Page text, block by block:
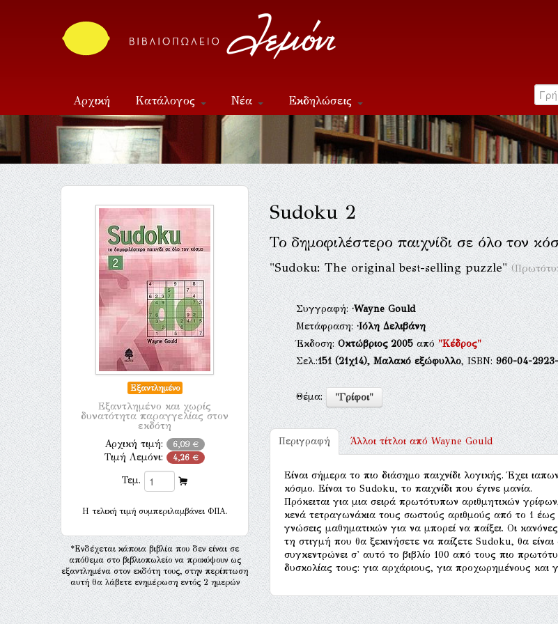
Αρχική Κατάλογος Νέα Εκδηλώσεις
Επικοινωνία
Εξαντλημένο
Εξαντλημένο και χωρίς
δυνατότητα παραγγελίας στον
εκδότη
Αρχική τιμή: 6,09 €
Τιμή Λεμόνι: 4,26 €
Τεμ.
H τελική τιμή συμπεριλαμβάνει ΦΠΑ.
*Ενδέχεται κάποια βιβλία που δεν είναι σε
απόθεμα στο βιβλιοπωλείο να προκύψουν ως
εξαντλημένα στον εκδότη τους, στην περίπτωση
αυτή θα λάβετε ενημέρωση εντός 2 ημερών
Sudoku 2
Το δημοφιλέστερο παιχνίδι σε όλο τον
"Sudoku: The original best-selling puzzle"
Συγγραφή:·Wayne Gould
Μετάφραση:·Ιόλη Δελιβάνη
Έκδοση:Οκτώβριος 2005από"Κέδρος"
Σελ.:151(21χ14), Μαλακό εξώφυλλο, ISBN:960-04-
Θέμα: "Γρίφοι"
Περιγραφή Άλλοι τίτλοι απόWayne Gould
Είναι σήμερα το πιο διάσημο παιχνίδι λογικής. Έχει
κόσμο. Είναι το Sudoku, το παιχνίδι που έγινε μανία.
Πρόκειται για μια σειρά πρωτότυπων αριθμητικών
κενά τετραγωνάκια τους σωστούς αριθμούς από το 1 έως
γνώσεις μαθηματικών για να μπορεί να παίξει. Οι
τη στιγμή που θα ξεκινήσετε να παίζετε Sudoku, θα
συγκεντρώνει σ' αυτό το βιβλίο 100 από τους πιο
δυσκολίας τους: για αρχάριους, για προχωρημένους και